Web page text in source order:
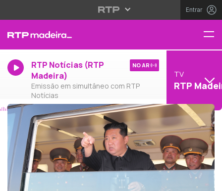
Entrar
RTP Notícias (RTP
Madeira)
Emissão em simultâneo com RTP
Notícias
NO AR
TV
RTP